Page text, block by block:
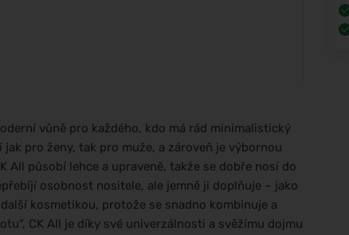
vůně pro každého, kdo má rád minimalistický
pro ženy, tak pro muže, a zároveň je výbornou
působí lehce a upraveně, takže se dobře nosí do
osobnost nositele, ale jemně ji doplňuje – jako
kosmetikou, protože se snadno kombinuje a
CK All je díky své univerzálnosti a svěžímu dojmu